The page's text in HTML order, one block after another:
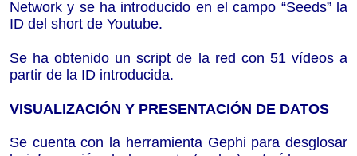
Network y se ha introducido en el campo “Seeds” la
ID del short de Youtube.
Se ha obtenido un script de la red con 51 vídeosa
partir de la ID introducida.
VISUALIZACIÓN Y PRESENTACIÓN DE DATOS
Se cuenta con la herramienta Gephi para desglosar